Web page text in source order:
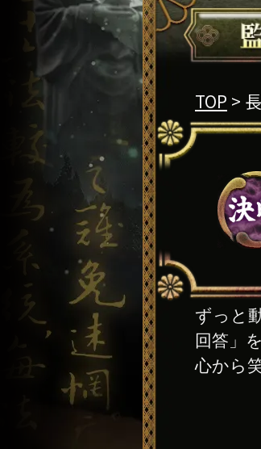
TOP >
ずっと
回答」
心から